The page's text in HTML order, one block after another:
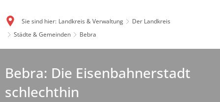
Sie sind hier: Landkreis & Verwaltung
Der Landkreis
Städte & Gemeinden
Bebra
Bebra: Die Eisenbahnerstadt
schlechthin